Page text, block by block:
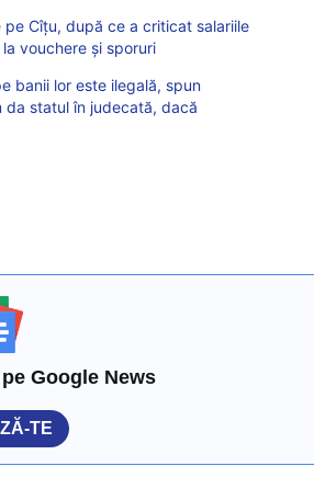
Cîțu, după ce a criticat salariile
vouchere și sporuri
banii lor este ilegală, spun
da statul în judecată, dacă
Google News
TE